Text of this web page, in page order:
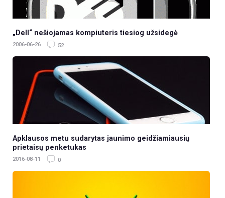
„Dell“ nešiojamas kompiuteris tiesiog užsidegė
2006-06-26 52
Apklausos metu sudarytas jaunimo geidžiamiausių
prietaisų penketukas
2016-08-11 0